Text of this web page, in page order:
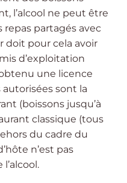
l’alcool ne peut être
partagés avec
doit pour cela avoir
d’exploitation
une licence
autorisées sont la
(boissons jusqu’à
classique (tous
du cadre du
n’est pas